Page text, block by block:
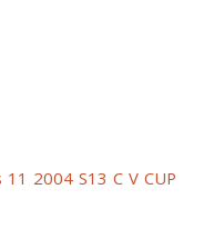
11 2004 S13 C V CUP